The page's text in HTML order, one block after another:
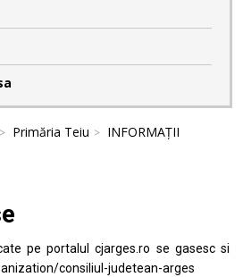
Primăria Teiu
INFORMAȚII
pe portalulcjarges.ro se gasesc si
consiliul-judetean-arges